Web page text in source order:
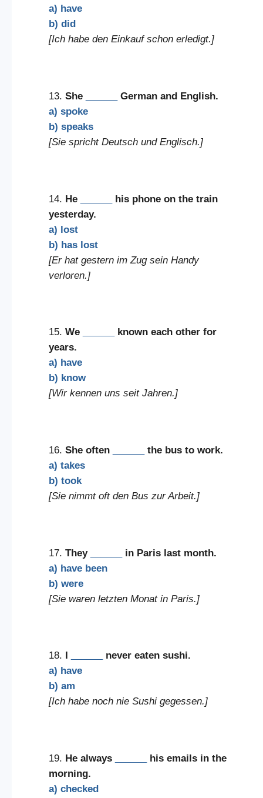
a) have
b) did
[Ich habe den Einkauf schon erledigt.]
13. She
German and English.
a) spoke
b) speaks
[Sie spricht Deutsch und Englisch.]
14. He
his phone on the train
yesterday.
a) lost
b) has lost
[Er hat gestern im Zug sein Handy
verloren.]
15. We
known each other for
years.
a) have
b) know
[Wir kennen uns seit Jahren.]
16. She often
the bus to work.
a) takes
b) took
[Sie nimmt oft den Bus zur Arbeit.]
17. They
in Paris last month.
a) have been
b) were
[Sie waren letzten Monat in Paris.]
18.
never eaten sushi.
a) have
b) am
[Ich habe noch nie Sushi gegessen.]
19. He always
his emails in the
morning.
a) checked